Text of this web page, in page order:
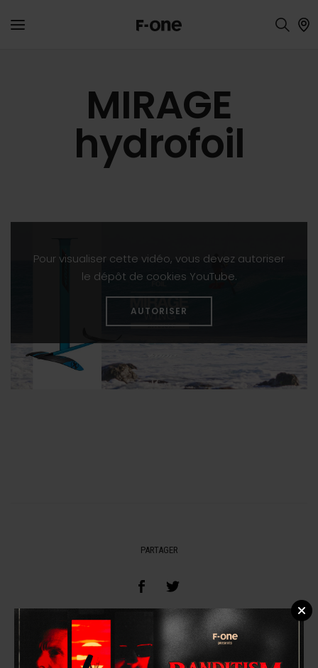
MIRAGE
hydrofoil
Pour visualiser cette vidéo, vous devez autoriser
le dépôt de cookies YouTube.
AUTORISER
PARTAGER